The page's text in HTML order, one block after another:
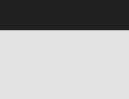
ΔΗΜΟΤΗ ΚΑΙ ΤΗΣ